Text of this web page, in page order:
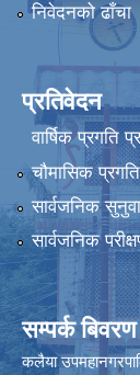
निवेदनको ढाँचा
प्रतिवेदन
वार्षिक प्रगति
चौमासिक
सार्वजनिक
सार्वजनिक
सम्पर्क बिवरण
कलैया